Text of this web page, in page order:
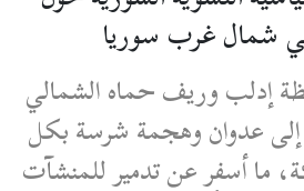
شمال غرب سوريا
إدلب وريف حماه الشمالي
عدوان وهجمة شرسة بكل
ما أسفر عن تدمير للمنشآت